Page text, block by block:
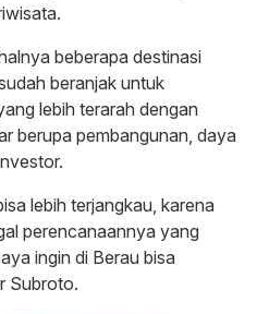
beberapa destinasi
beranjak untuk
lebih terarah dengan
berupa pembangunan, daya
lebih terjangkau, karena
perencanaannya yang
ingin di Berau bisa
Subroto.